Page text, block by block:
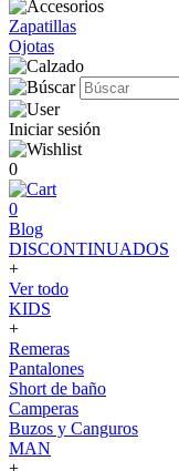
Zapatillas
Ojotas
Iniciar sesión
0
0
Blog
DISCONTINUADOS
+
Ver todo
KIDS
+
Remeras
Pantalones
Short de baño
Camperas
Buzos y Canguros
MAN